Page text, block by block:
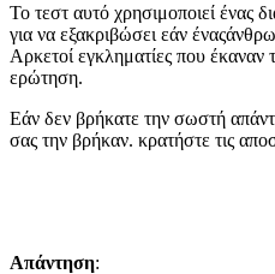
Το τεστ αυτό χρησιμοποιεί ένας
για να εξακριβώσει εάν
Αρκετοί εγκληματίες που
ερώτηση.
Εάν δεν βρήκατε την σωστή
σας την βρήκαν. κρατήστε τις
Απάντηση: